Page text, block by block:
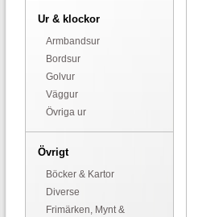
Ur & klockor
Armbandsur
Bordsur
Golvur
Väggur
Övriga ur
Övrigt
Böcker & Kartor
Diverse
Frimärken, Mynt &